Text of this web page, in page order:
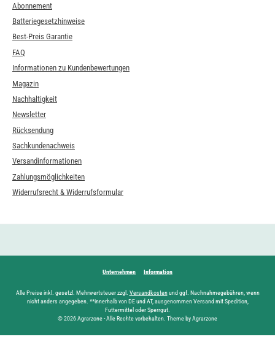
Abonnement
Batteriegesetzhinweise
Best-Preis Garantie
FAQ
Informationen zu Kundenbewertungen
Magazin
Nachhaltigkeit
Newsletter
Rücksendung
Sachkundenachweis
Versandinformationen
Zahlungsmöglichkeiten
Widerrufsrecht & Widerrufsformular
Unternehmen Information
Alle Preise inkl. gesetzl. Mehrwertsteuer zzgl. Versandkostenund ggf. Nachnahmegebühren, wenn
nicht anders angegeben. **innerhalb von DE und AT, ausgenommen Versand mit Spedition,
Futtermittel oder Sperrgut.
© 2026 Agrarzone - Alle Rechte vorbehalten. Theme by Agrarzone